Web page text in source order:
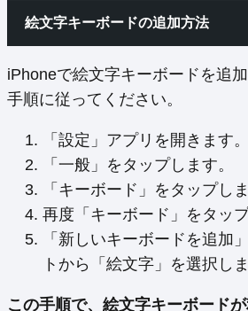
絵文字キーボードの追加方法
iPhoneで絵文字キーボードを追
手順に従ってください。
「設定」アプリを開きます。
「一般」をタップします。
「キーボード」をタップしま
再度「キーボード」をタップ
「新しいキーボードを追加
トから「絵文字」を選択しま
この手順で、絵文字キーボード